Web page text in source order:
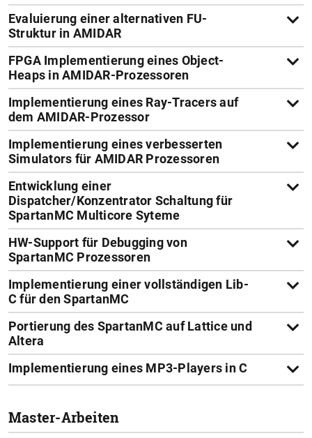
Evaluierung einer alternativen FU-
Struktur in AMIDAR
FPGA Implementierung eines Object-
Heaps in AMIDAR-Prozessoren
Implementierung eines Ray-Tracers auf
dem AMIDAR-Prozessor
Implementierung eines verbesserten
Simulators für AMIDAR Prozessoren
Entwicklung einer
Dispatcher/Konzentrator Schaltung für
SpartanMC Multicore Syteme
HW-Support für Debugging von
SpartanMC Prozessoren
Implementierung einer vollständigen Lib-
C für den SpartanMC
Portierung des SpartanMC auf Lattice und
Altera
Implementierung eines MP3-Players in C
Master-Arbeiten